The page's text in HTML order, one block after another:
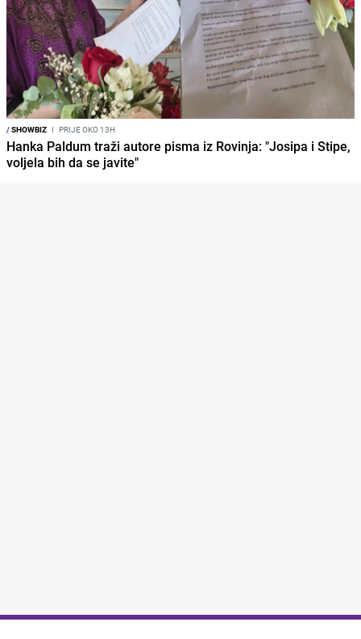
/SHOWBIZ I PRIJE OKO 13H
Hanka Paldum traži autore pisma iz Rovinja: "Josipa i Stipe,
voljela bih da se javite"